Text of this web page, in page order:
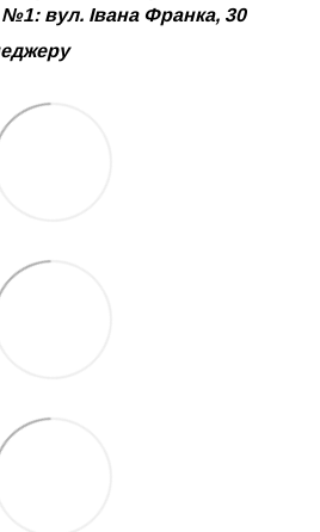
№1: вул. Івана Франка, 30